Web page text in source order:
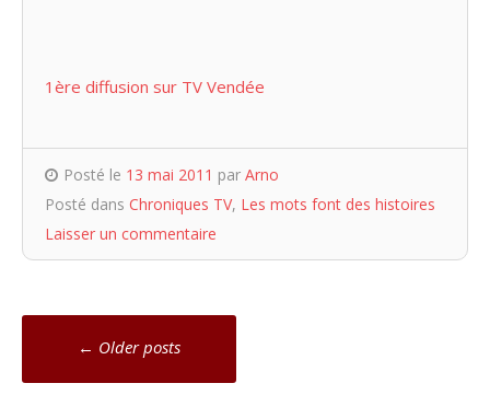
1ère diffusion sur TV Vendée
Posté le 13 mai 2011 par Arno
Posté dans Chroniques TV, Les mots font des histoires
Laisser un commentaire
Navigation
messages
← Older posts